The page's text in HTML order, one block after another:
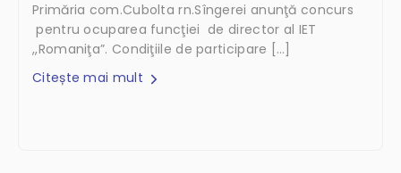
Primăria com.Cubolta rn.Sîngerei anunţă concurs
pentru ocuparea funcţiei de director al IET
,,Romaniţa”. Condiţiile de participare […]
Citește mai mult